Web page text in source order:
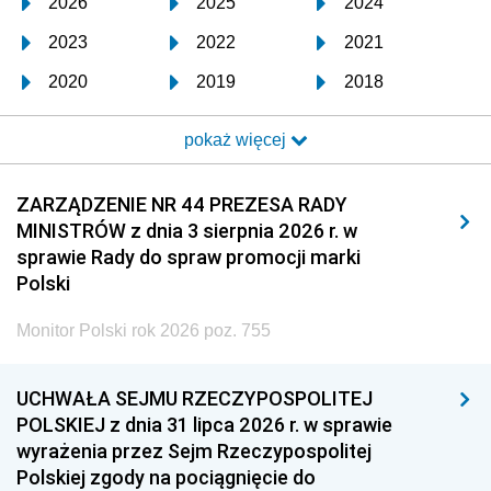
2023 2022 2021
2020 2019 2018
2017 2016 2015
2014 2013 2012
2011 2010 2009
2008 2007 2006
2005
1996 1995 1994
1993 1992 1991
1990 1989
pokaż więcej
ZARZĄDZENIE NR 44 PREZESA RADY
MINISTRÓW z dnia 3 sierpnia 2026 r. w
sprawie Rady do spraw promocji marki
Polski
Monitor Polski rok 2026 poz. 755
UCHWAŁA SEJMU RZECZYPOSPOLITEJ
POLSKIEJ z dnia 31 lipca 2026 r. w sprawie
wyrażenia przez Sejm Rzeczypospolitej
Polskiej zgody na pociągnięcie do